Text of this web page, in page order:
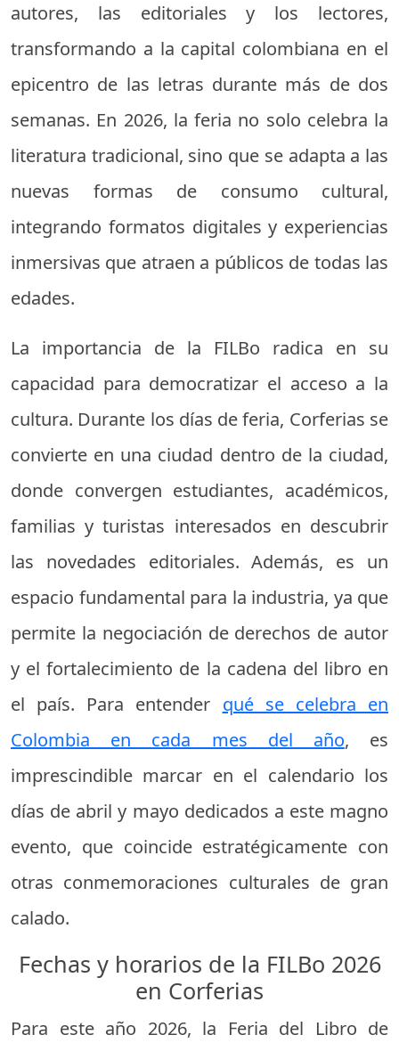
autores, las editoriales y los lectores,
transformando a la capital colombiana en el
epicentro de las letras durante más de dos
semanas. En 2026, la feria no solo celebra la
literatura tradicional, sino que se adapta a las
nuevas formas de consumo cultural,
integrando formatos digitales y experiencias
inmersivas que atraen a públicos de todas las
edades.
La importancia de la FILBo radica en su
capacidad para democratizar el acceso a la
cultura. Durante los días de feria, Corferias se
convierte en una ciudad dentro de la ciudad,
donde convergen estudiantes, académicos,
familias y turistas interesados en descubrir
las novedades editoriales. Además, es un
espacio fundamental para la industria, ya que
permite la negociación de derechos de autor
y el fortalecimiento de la cadena del libro en
el país. Para entender qué se celebra en
Colombia en cada mes del año, es
imprescindible marcar en el calendario los
días de abril y mayo dedicados a este magno
evento, que coincide estratégicamente con
otras conmemoraciones culturales de gran
calado.
Fechas y horarios de la FILBo 2026
en Corferias
Para este año 2026, la Feria del Libro de